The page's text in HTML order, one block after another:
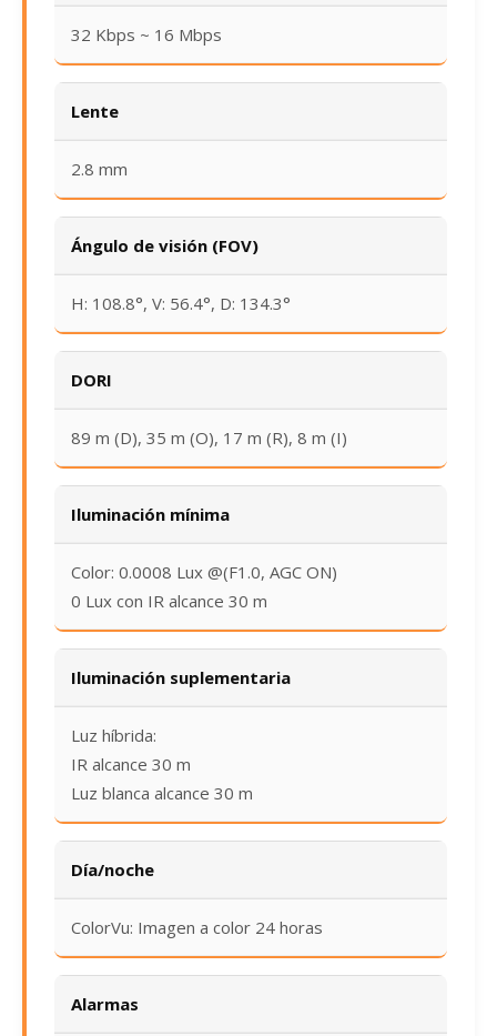
32 Kbps ~ 16 Mbps
Lente
2.8 mm
Ángulo de visión (FOV)
H: 108.8°, V: 56.4°, D: 134.3°
DORI
89 m (D), 35 m (O), 17 m (R), 8 m (I)
Iluminación mínima
Color: 0.0008 Lux @(F1.0, AGC ON)
0 Lux con IR alcance 30 m
Iluminación suplementaria
Luz híbrida:
IR alcance 30 m
Luz blanca alcance 30 m
Día/noche
ColorVu: Imagen a color 24 horas
Alarmas